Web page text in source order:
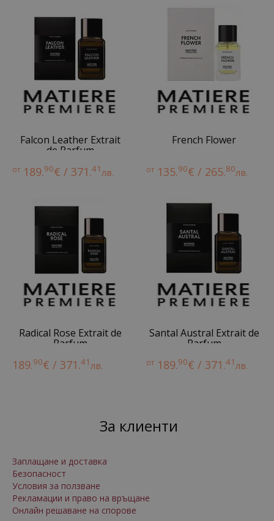
Falcon Leather Extrait
de Parfum
от 189.90€ / 371.41лв.
French Flower
от 135.90€ / 265.80лв.
Radical Rose Extrait de
Parfum
189.90€ / 371.41лв.
Santal Austral Extrait de
Parfum
от 189.90€ / 371.41лв.
За клиенти
Заплащане и доставка
Безопасност
Условия за ползване
Рекламации и право на връщане
Онлайн решаване на спорове